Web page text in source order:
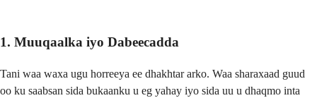
1. Muuqaalka iyo Dabeecadda
Tani waa waxa ugu horreeya ee dhakhtar arko. Waa sharaxaad guud
oo ku saabsan sida bukaanku u eg yahay iyo sida uu u dhaqmo inta